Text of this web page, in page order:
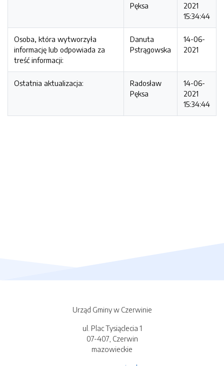
Pęksa
2021
15:34:44
Osoba, która wytworzyła
informację lub odpowiada za
treść informacji:
Danuta
Pstrągowska
14-06-
2021
Ostatnia aktualizacja:
Radosław
Pęksa
14-06-
2021
15:34:44
Urząd Gminy w Czerwinie
ul. Plac Tysiąclecia 1
07-407, Czerwin
mazowieckie